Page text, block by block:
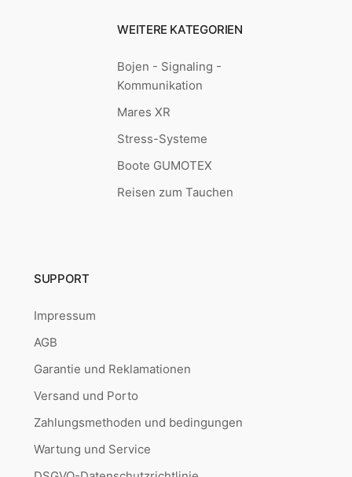
WEITERE KATEGORIEN
Bojen - Signaling -
Kommunikation
Mares XR
Stress-Systeme
Boote GUMOTEX
Reisen zum Tauchen
SUPPORT
Impressum
AGB
Garantie und Reklamationen
Versand und Porto
Zahlungsmethoden und bedingungen
Wartung und Service